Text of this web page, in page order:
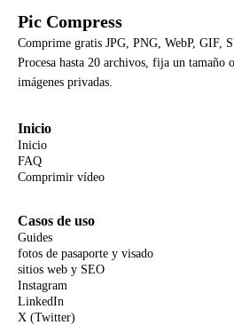
Pic Compress
Comprime gratis JPG, PNG, WebP, GIF,
Procesa hasta 20 archivos, fija un tamaño
imágenes privadas.
Inicio
Inicio
FAQ
Comprimir vídeo
Casos de uso
Guides
fotos de pasaporte y visado
sitios web y SEO
Instagram
LinkedIn
X (Twitter)